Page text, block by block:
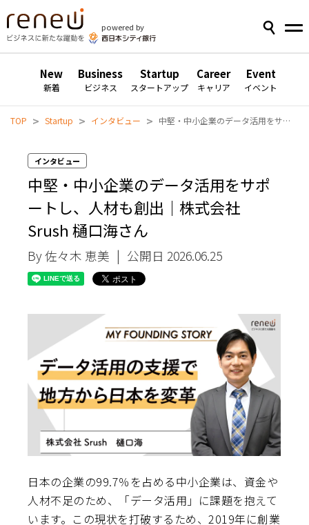
powered by
New
新着
Business
ビジネス
Startup
スタートアップ
Career
キャリア
Event
イベント
TOP > Startup > インタビュー > 中堅・中小企業のデータ活用をサポートし、人材も創出｜株式会社Srush 樋口海さん
インタビュー
中堅・中小企業のデータ活用をサポ
ートし、人材も創出｜株式会社
Srush 樋口海さん
By 佐々木 恵美 | 公開日 2026.06.25
日本の企業の99.7％を占める中小企業は、資金や
人材不足のため、「データ活用」に課題を抱えて
います。この現状を打破するため、2019年に創業